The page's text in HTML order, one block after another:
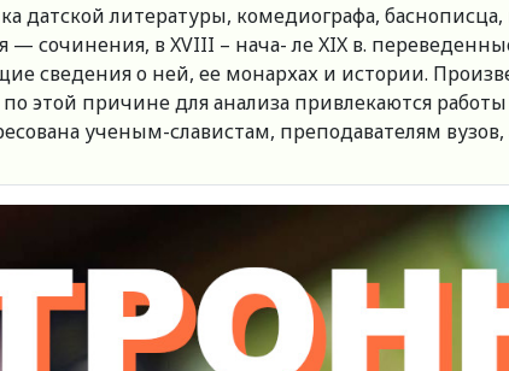
датской литературы, комедиографа,
сочинения, в XVIII – нача- ле XIX в.
сведения о ней, ее монархах и истории.
этой причине для анализа привлекаются
ученым-славистам, преподавателям